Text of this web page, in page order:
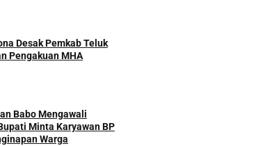
Desak Pemkab Teluk
Pengakuan MHA
Babo Mengawali
Minta Karyawan BP
Warga